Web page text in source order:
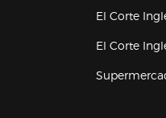
El Corte
El Corte